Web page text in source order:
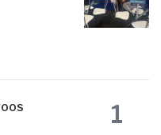
1